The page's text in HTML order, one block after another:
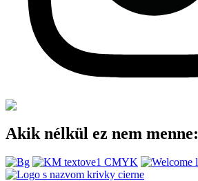
Akik nélkül ez nem menne: